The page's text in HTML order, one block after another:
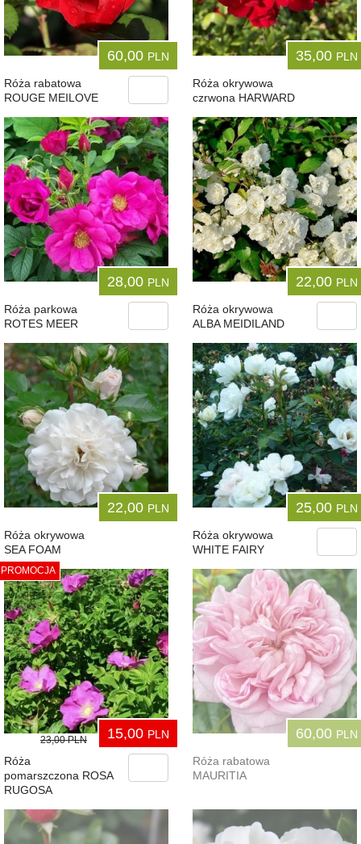
60,00 PLN
Róża rabatowa
ROUGE MEILOVE
35,00 PLN
Róża okrywowa
czrwona HARWARD
28,00 PLN
Róża parkowa
ROTES MEER
22,00 PLN
Róża okrywowa
ALBA MEIDILAND
22,00 PLN
Róża okrywowa
SEA FOAM
25,00 PLN
Róża okrywowa
WHITE FAIRY
PROMOCJA
15,00 PLN
23,00PLN
Róża
pomarszczona ROSA
RUGOSA
60,00 PLN
Róża rabatowa
MAURITIA